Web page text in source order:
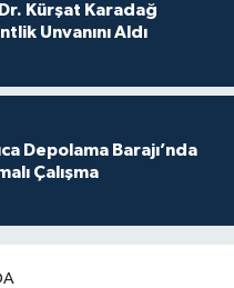
Kürşat Karadağ
Unvanını Aldı
Depolama Barajı’nda
Çalışma